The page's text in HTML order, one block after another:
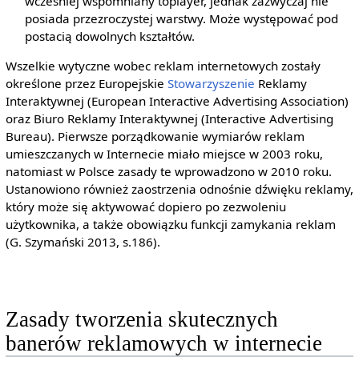
posiada przezroczystej warstwy. Może występować pod
postacią dowolnych kształtów.
Wszelkie wytyczne wobec reklam internetowych zostały
określone przez Europejskie Stowarzyszenie Reklamy
Interaktywnej (European Interactive Advertising Association)
oraz Biuro Reklamy Interaktywnej (Interactive Advertising
Bureau). Pierwsze porządkowanie wymiarów reklam
umieszczanych w Internecie miało miejsce w 2003 roku,
natomiast w Polsce zasady te wprowadzono w 2010 roku.
Ustanowiono również zaostrzenia odnośnie dźwięku reklamy,
który może się aktywować dopiero po zezwoleniu
użytkownika, a także obowiązku funkcji zamykania reklam
(G. Szymański 2013, s.186).
Zasady tworzenia skutecznych
banerów reklamowych w internecie